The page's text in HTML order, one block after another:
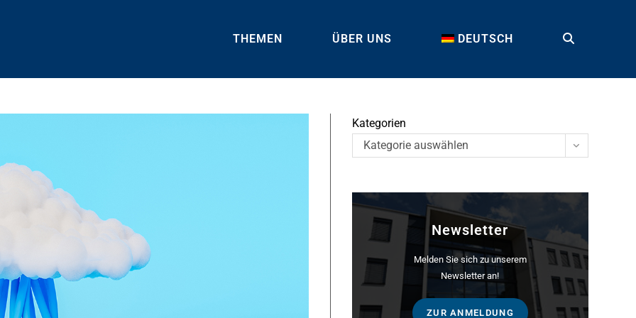
THEMEN ÜBER UNS DEUTSCH TOGGLE
SEARCH
Kategorien
Kategorie auswählen
Newsletter
Melden Sie sich zu unserem
Newsletter an!
ZUR ANMELDUNG